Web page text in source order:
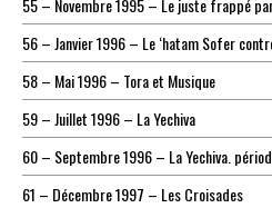
55 – Novembre 1995 – Le juste frappé
56 – Janvier 1996 – Le ‘hatam Sofer
58 – Mai 1996 – Tora et Musique
59 – Juillet 1996 – La Yechiva
60 – Septembre 1996 – La Yechiva.
61 – Décembre 1997 – Les Croisades